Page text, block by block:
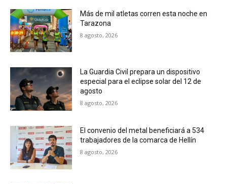
Más de mil atletas corren esta noche en
Tarazona
8 agosto, 2026
La Guardia Civil prepara un dispositivo
especial para el eclipse solar del 12 de
agosto
8 agosto, 2026
El convenio del metal beneficiará a 534
trabajadores de la comarca de Hellín
8 agosto, 2026